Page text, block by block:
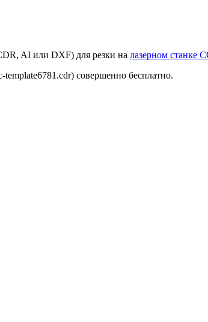
AI или DXF) для резки на лазерном станке
совершенно бесплатно.